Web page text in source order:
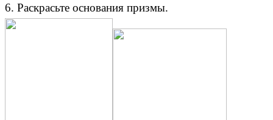
6. Раскрасьте основания призмы.